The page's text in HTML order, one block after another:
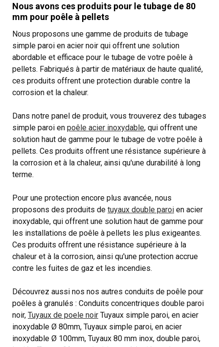
Nous avons ces produits pour le tubage de 80
mm pour poêle à pellets
Nous proposons une gamme de produits de tubage
simple paroi en acier noir qui offrent une solution
abordable et efficace pour le tubage de votre poêle à
pellets. Fabriqués à partir de matériaux de haute qualité,
ces produits offrent une protection durable contre la
corrosion et la chaleur.
Dans notre panel de produit, vous trouverez des tubages
simple paroi en poêle acier inoxydable, qui offrent une
solution haut de gamme pour le tubage de votre poêle à
pellets. Ces produits offrent une résistance supérieure à
la corrosion et à la chaleur, ainsi qu'une durabilité à long
terme.
Pour une protection encore plus avancée, nous
proposons des produits de tuyaux double paroi en acier
inoxydable, qui offrent une solution haut de gamme pour
les installations de poêle à pellets les plus exigeantes.
Ces produits offrent une résistance supérieure à la
chaleur et à la corrosion, ainsi qu'une protection accrue
contre les fuites de gaz et les incendies.
Découvrez aussi nos nos autres conduits de poêle pour
poêles à granulés : Conduits concentriques double paroi
noir, Tuyaux de poele noir Tuyaux simple paroi, en acier
inoxydable Ø 80mm, Tuyaux simple paroi, en acier
inoxydable Ø 100mm, Tuyaux 80 mm inox, double paroi,